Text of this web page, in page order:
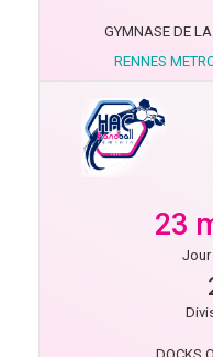
GYMNASE DE
RENNES
23
Jour